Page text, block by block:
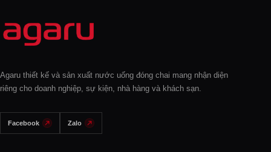
Agaru thiết kế và sản xuất nước uống đóng chai mang nhận diện
riêng cho doanh nghiệp, sự kiện, nhà hàng và khách sạn.
Facebook Zalo